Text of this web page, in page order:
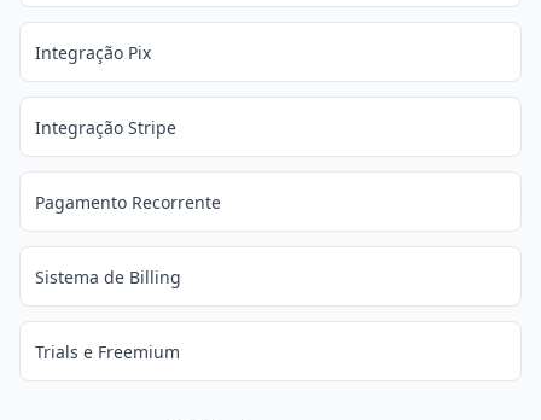
Integração Pix
Integração Stripe
Pagamento Recorrente
Sistema de Billing
Trials e Freemium